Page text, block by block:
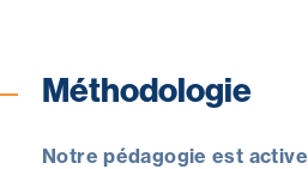
Méthodologie
Notre pédagogie est active